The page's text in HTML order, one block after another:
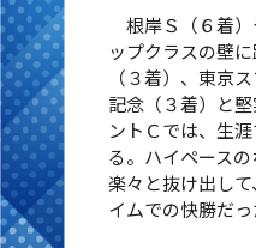
根岸Ｓ（６着）
ップクラスの壁
（３着）、東京
記念（３着）と
ントＣでは、生
る。ハイペースの
楽々と抜け出し
イムでの快勝だっ